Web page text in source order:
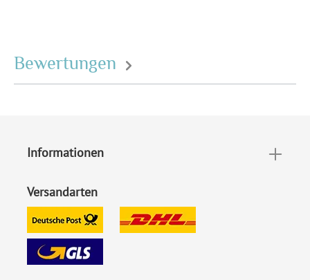
Bewertungen
Informationen
Versandarten